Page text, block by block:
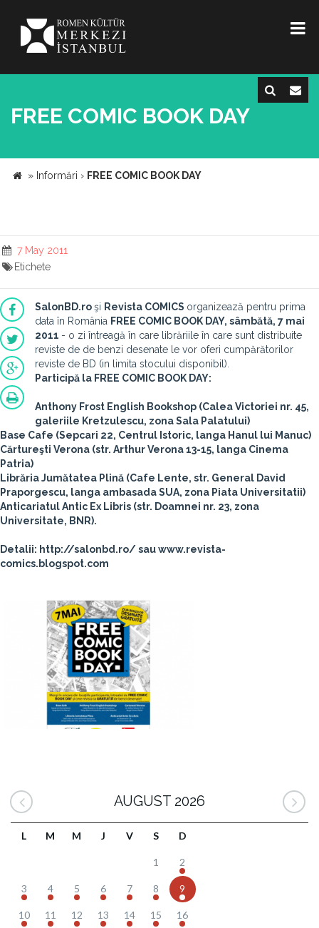
FREE COMIC BOOK DAY
» Informări › FREE COMIC BOOK DAY
7 May 2011
Etichete
SalonBD.roşi Revista COMICS organizează pentru prima
data în România FREE COMIC BOOK DAY, sâmbătă, 7 mai
2011 - o zi întreagă în care librăriile în care sunt distribuite
reviste de de benzi desenate le vor oferi cumpărătorilor
reviste de BD (in limita stocului disponibil).
Participă la FREE COMIC BOOK DAY:
Anthony Frost English Bookshop (Calea Victoriei nr. 45,
galeriile Kretzulescu, zona Sala Palatului)
Base Cafe (Sepcari 22, Centrul Istoric, langa Hanul lui Manuc)
Cărtureşti Verona (str. Arthur Verona 13-15, langa Cinema
Patria)
Librăria Jumătatea Plină (Cafe Lente, str. General David
Praporgescu, langa ambasada SUA, zona Piata Universitatii)
Anticariatul Antic Ex Libris (str. Doamnei nr. 23, zona
Universitate, BNR).
Detalii: http://salonbd.ro/ sau www.revista-
comics.blogspot.com
AUGUST 2026
L M M J V S D
1 2
3 4 5 6 7 8 9
10 11 12 13 14 15 16